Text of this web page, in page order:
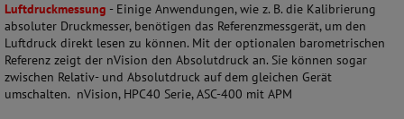
Luftdruckmessung - Einige Anwendungen, wie z. B. die Kalibrierung
absoluter Druckmesser, benötigen das Referenzmessgerät, um den
Luftdruck direkt lesen zu können. Mit der optionalen barometrischen
Referenz zeigt der nVision den Absolutdruck an. Sie können sogar
zwischen Relativ- und Absolutdruck auf dem gleichen Gerät
umschalten. nVision, HPC40 Serie, ASC-400 mit APM